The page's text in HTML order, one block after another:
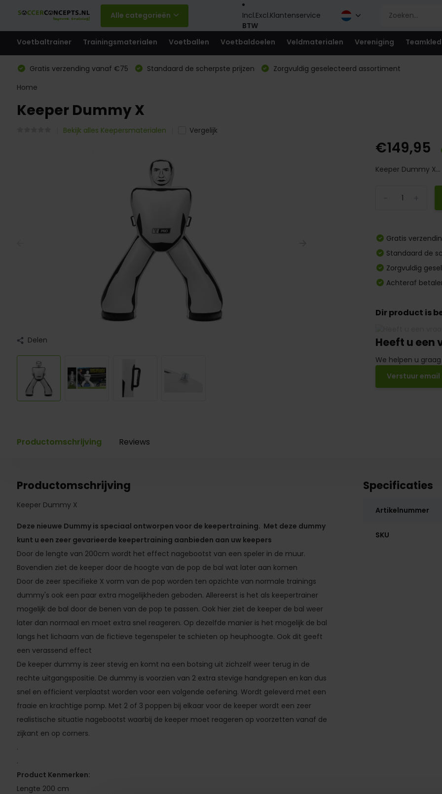
Alle categorieën Incl.Excl.
BTW
Klantenservice
Voetbaltrainer Trainingsmaterialen Voetballen Voetbaldoelen Veldmaterialen Vereniging
Gratis verzending vanaf €75 Standaard de scherpste prijzen
Zorgvuldig geselecteerd assortiment
Home
Keeper Dummy X
Bekijk alles Keepersmaterialen Vergelijk
Delen
€149,95
Keeper Dummy
Gratis
Standaard de
Zorgvuldig
Achteraf
Dir product is
Heeft u een
We helpen u
Verstuur email
Productomschrijving Reviews
Productomschrijving
Keeper Dummy X
Deze nieuwe Dummy is speciaal ontworpen voor de keepertraining. Met deze dummy
kunt u een zeer gevarieerde keepertraining aanbieden aan uw keepers
Door de lengte van 200cm wordt het effect nagebootst van een speler in de muur.
Bovendien ziet de keeper door de hoogte van de pop de bal wat later aan komen
Door de zeer specifieke X vorm van de pop worden ten opzichte van normale trainings
dummy's ook een paar extra mogelijkheden geboden. Allereerst is het als keepertrainer
mogelijk de bal door de benen van de pop te passen. Ook hier ziet de keeper de bal weer
later dan normaal en moet extra snel reageren. Op dezelfde manier is het mogelijk de bal
langs het lichaam van de fictieve tegenspeler te schieten op heuphoogte. Ook dit geeft
een verassend effect
De keeper dummy is zeer stevig en komt na een botsing uit zichzelf weer terug in de
rechte uitgangspositie. De dummy is voorzien van 2 extra stevige handgrepen en kan dus
snel en efficient verplaatst worden voor een volgende oefening. Wordt geleverd met een
fraaie en krachtige pomp. Met 2 of 3 poppen bij elkaar voor de keeper wordt een zeer
realistische situatie nagebootst waarbij de keeper moet reageren op voorzetten vanaf de
zijkant en op corners.
.
.
Product Kenmerken:
Lengte 200 cm
Specificaties
Artikelnummer
SKU